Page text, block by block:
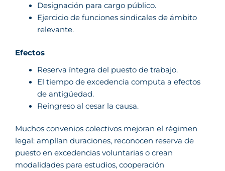
Designación para cargo público.
Ejercicio de funciones sindicales de ámbito
relevante.
Efectos
Reserva íntegra del puesto de trabajo.
El tiempo de excedencia computa a efectos
de antigüedad.
Reingreso al cesar la causa.
Muchos convenios colectivos mejoran el régimen
legal: amplían duraciones, reconocen reserva de
puesto en excedencias voluntarias o crean
modalidades para estudios, cooperación